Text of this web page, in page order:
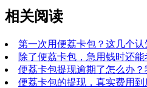
相关阅读
第一次用便荔卡包？这几个认
除了便荔卡包，急用钱时还
便荔卡包提现逾期了怎么办
便荔卡包的提现，真实费用